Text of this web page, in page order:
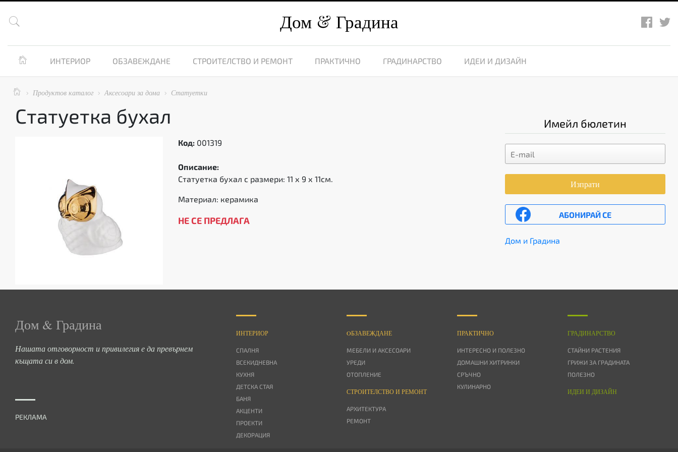
 Дом Градина
 ИНТЕРИОР ОБЗАВЕЖДАНЕ СТРОИТЕЛСТВО И РЕМОНТ ПРАКТИЧНО ГРАДИНАРСТВО ИДЕИ И ДИЗАЙН
  Продуктов каталог  Аксесоари за дома  Статуетки
Статуетка бухал
Код: 001319
Описание:
Статуетка бухал с размери: 11 х 9 х 11см.
Материал: керамика
НЕ СЕ ПРЕДЛАГА
Имейл бюлетин
Изпрати
АБОНИРАЙ СЕ
Дом и Градина
Дом & Градина
Нашата отговорност и привилегия е да превърнем
къщата си в дом.
РЕКЛАМА
ИНТЕРИОР
СПАЛНЯ
ВСЕКИДНЕВНА
КУХНЯ
ДЕТСКА СТАЯ
БАНЯ
АКЦЕНТИ
ПРОЕКТИ
ДЕКОРАЦИЯ
OБЗАВЕЖДАНЕ
МЕБЕЛИ И АКСЕСОАРИ
УРЕДИ
ОТОПЛЕНИЕ
СТРОИТЕЛСТВО И РЕМОНТ
АРХИТЕКТУРА
РЕМОНТ
ПРАКТИЧНО
ИНТЕРЕСНО И ПОЛЕЗНО
ДОМАШНИ ХИТРИНКИ
СРЪЧНО
КУЛИНАРНО
ГРАДИНАРСТВО
СТАЙНИ РАСТЕНИЯ
ГРИЖИ ЗА ГРАДИНАТА
ПОЛЕЗНО
ИДЕИ И ДИЗАЙН